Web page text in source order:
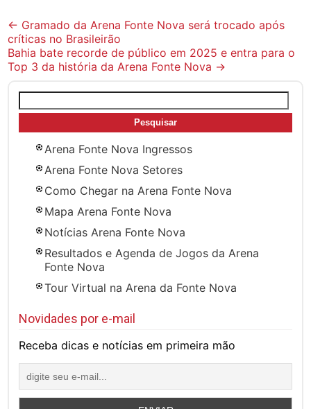
Post
navigation
← Gramado da Arena Fonte Nova será trocado após
críticas no Brasileirão
Bahia bate recorde de público em 2025 e entra para o
Top 3 da história da Arena Fonte Nova →
por:
Arena Fonte Nova Ingressos
Arena Fonte Nova Setores
Como Chegar na Arena Fonte Nova
Mapa Arena Fonte Nova
Notícias Arena Fonte Nova
Resultados e Agenda de Jogos da Arena
Fonte Nova
Tour Virtual na Arena da Fonte Nova
Novidades por e-mail
Receba dicas e notícias em primeira mão